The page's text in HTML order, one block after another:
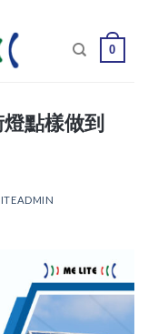
0
點樣做到